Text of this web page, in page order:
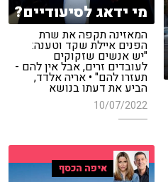
מי ידאג לסיעודיים?
המאזינה תקפה את שרת
הפנים איילת שקד וטענה:
"יש אנשים שזקוקים
לעובדים זרים, אבל אין להם -
תעזרו להם" • אריה אלדד,
הביע את דעתו בנושא
10/07/2022
איפה הכסף